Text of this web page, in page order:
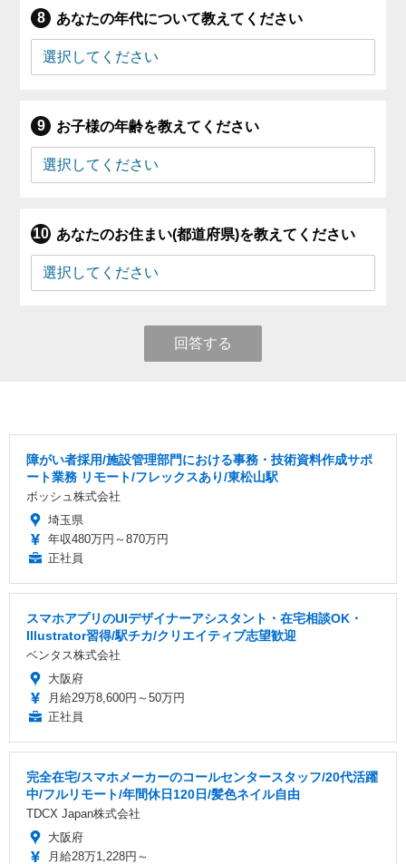
あなたの年代について教えてください
お子様の年齢を教えてください
あなたのお住まい(都道府県)を教えてください
回答する
障がい者採用/施設管理部門における事務・技術資料作成サポ
ート業務 リモート/フレックスあり/東松山駅
ボッシュ株式会社
埼玉県
年収480万円～870万円
正社員
スマホアプリのUIデザイナーアシスタント・在宅相談OK・
Illustrator習得/駅チカ/クリエイティブ志望歓迎
ベンタス株式会社
大阪府
月給29万8,600円～50万円
正社員
完全在宅/スマホメーカーのコールセンタースタッフ/20代活躍
中/フルリモート/年間休日120日/髪色ネイル自由
TDCX Japan株式会社
大阪府
月給28万1,228円～